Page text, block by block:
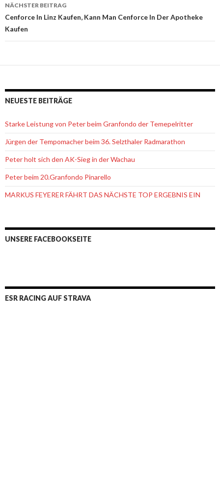
NÄCHSTER BEITRAG
Cenforce In Linz Kaufen, Kann Man Cenforce In Der Apotheke
Kaufen
NEUESTE BEITRÄGE
Starke Leistung von Peter beim Granfondo der Temepelritter
Jürgen der Tempomacher beim 36. Selzthaler Radmarathon
Peter holt sich den AK-Sieg in der Wachau
Peter beim 20.Granfondo Pinarello
MARKUS FEYERER FÄHRT DAS NÄCHSTE TOP ERGEBNIS EIN
UNSERE FACEBOOKSEITE
ESR RACING AUF STRAVA